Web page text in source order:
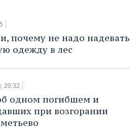
почему не надо надевать
одежду в лес
20:32
одном погибшем и
при возгорании